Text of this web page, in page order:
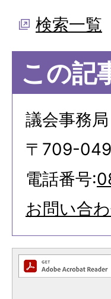
検索一覧
この記
議会事務局
〒709-
電話番号:
お問い合